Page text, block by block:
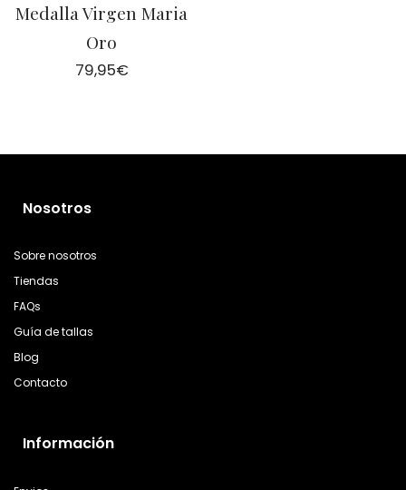
Medalla Virgen Maria
Oro
79,95€
Nosotros
Sobre nosotros
Tiendas
FAQs
Guía de tallas
Blog
Contacto
Información